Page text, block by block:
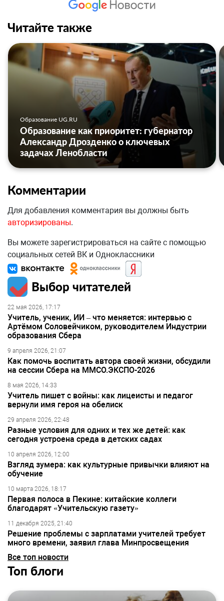
Читайте также
Образование UG.RU
Образование как приоритет: губернатор
Александр Дрозденко о ключевых
задачах Ленобласти
Комментарии
Для добавления комментария вы должны быть
авторизированы.
Вы можете зарегистрироваться на сайте с помощью
социальных сетей ВК и Одноклассники
Выбор читателей
22 мая 2026, 17:17
Учитель, ученик, ИИ – что меняется: интервью с
Артёмом Соловейчиком, руководителем Индустрии
образования Сбера
9 апреля 2026, 21:07
Как помочь воспитать автора своей жизни, обсудили
на сессии Сбера на ММСО.ЭКСПО-2026
8 мая 2026, 14:33
Учитель пишет с войны: как лицеисты и педагог
вернули имя героя на обелиск
29 апреля 2026, 22:48
Разные условия для одних и тех же детей: как
сегодня устроена среда в детских садах
10 апреля 2026, 12:00
Взгляд зумера: как культурные привычки влияют на
обучение
10 марта 2026, 18:17
Первая полоса в Пекине: китайские коллеги
благодарят «Учительскую газету»
11 декабря 2025, 21:40
Решение проблемы с зарплатами учителей требует
много времени, заявил глава Минпросвещения
Все топ новости
Топ блоги